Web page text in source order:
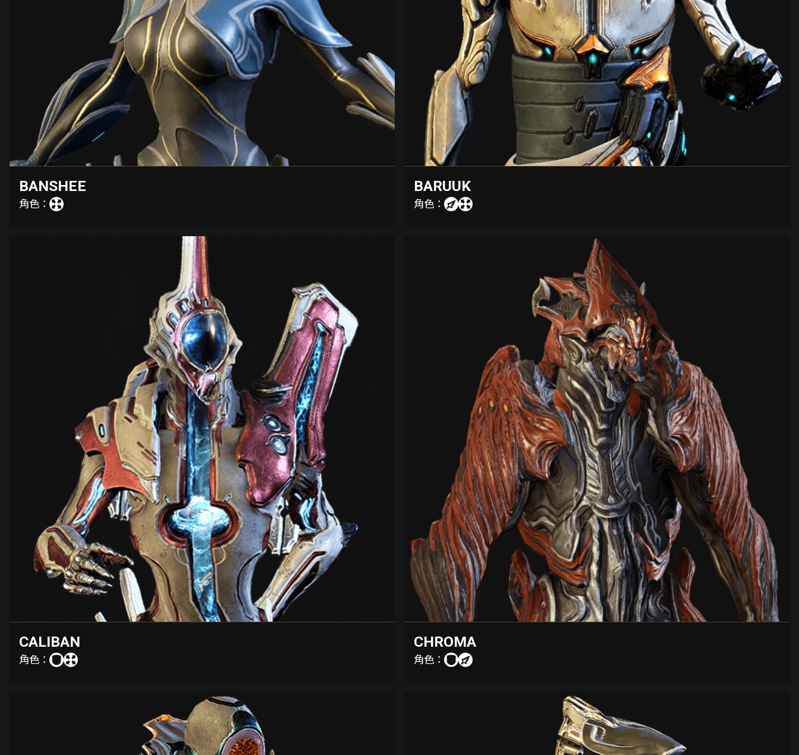
BANSHEE
角色：
BARUUK
角色：
CALIBAN
角色：
CHROMA
角色：